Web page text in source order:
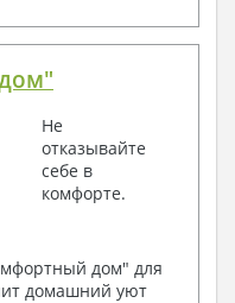
Не
отказывайте
себе в
комфорте.
дом" для
домашний уют